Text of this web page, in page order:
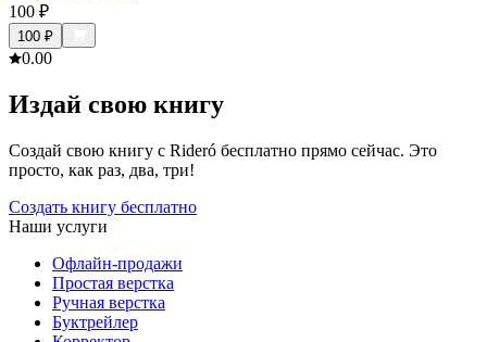
100 ₽
100 ₽
0.00
Издай свою книгу
Создай свою книгу с Rideró бесплатно прямо сейчас. Это
просто, как раз, два, три!
Создать книгу бесплатно
Наши услуги
Офлайн-продажи
Простая верстка
Ручная верстка
Буктрейлер